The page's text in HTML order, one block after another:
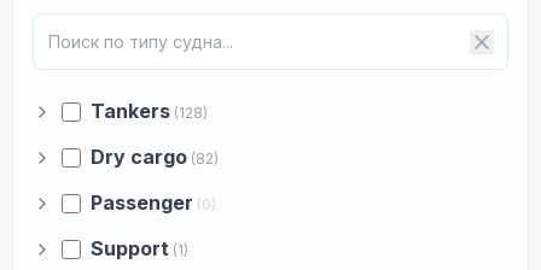
Tankers (128)
Dry cargo (82)
Passenger (0)
Support (1)